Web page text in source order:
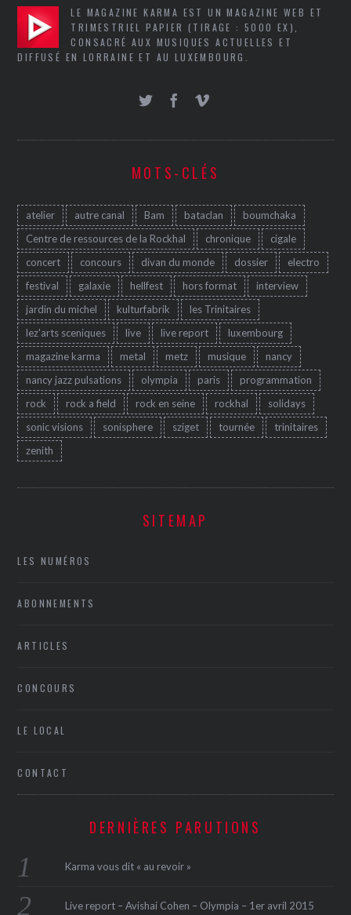
LE MAGAZINE KARMA EST UN MAGAZINE WEB ET
TRIMESTRIEL PAPIER (TIRAGE : 5000 EX),
CONSACRÉ AUX MUSIQUES ACTUELLES ET
DIFFUSÉ EN LORRAINE ET AU LUXEMBOURG.
MOTS-CLÉS
atelier autre canal Bam bataclan
boumchaka
Centre de ressources de la Rockhal
chronique
cigale
concert
concours divan du monde dossier
electro
festival
galaxie hellfest hors format
interview
jardin du michel
kulturfabrik
les Trinitaires
lez'arts sceniques
live live report
luxembourg
magazine karma
metal metz musique
nancy
nancy jazz pulsations
olympia paris
programmation
rock
rock a field rock en seine rockhal
solidays
sonic visions
sonisphere sziget tournée
trinitaires
zenith
SITEMAP
LES NUMÉROS
ABONNEMENTS
ARTICLES
CONCOURS
LE LOCAL
CONTACT
DERNIÈRES PARUTIONS
Karma vous dit « au revoir »
Live report – Avishai Cohen – Olympia – 1er avril 2015